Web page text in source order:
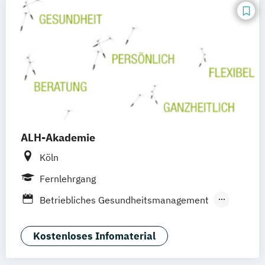
ALH-Akademie
Köln
Fernlehrgang
Betriebliches Gesundheitsmanagement
Ganzheitlicher Ernährungscoach
Ganzheitlicher Meditationslehrer
Kostenloses Infomaterial